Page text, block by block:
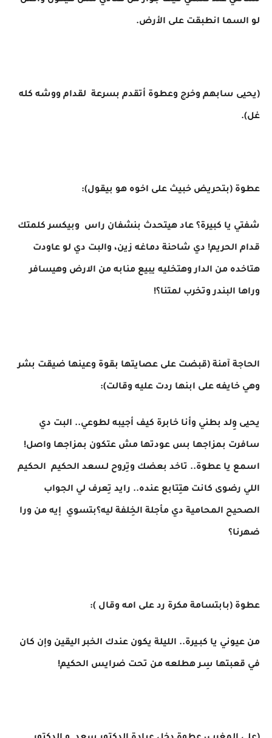
لو السما انطبقت على الأرض.
(يحيى سابهم وخرج وعطوة أتقدم بسرعة لقدام ووشه كله
غل).
عطوة (بتحريض خبيث على اخوه هو بيقول):
شفتي يا كبيرة؟ عاد هيتحدث بنشفان راس وبيكسر كلمتك
قدام الحريم! دي شاحنة دماغه زين، والبت دي لو عاودت
هتاخده من الدار وهتخليه يبيع منابه من الارض وهيسافر
وراها البندر وتخرب لمتنا؟!
الحاجة آمنة (قبضت على عصايتها بقوة وعينها ضيقت بشر
وهي خايفه على ابنها ردت عليه وقالت):
يحيى وِلد بطني وأنا خابرة كيف أجيبه لطوعي.. البت دي
سافرت بمزاجها بس عودتها مش عتكون بمزاجها واصل!
اسمع يا عطوة.. تاخد بعضك وتِروح لـسعد الحكيم الحكيم
اللي رضوى كانت هتِتابع عنده.. رايد تِعرف لي الجواب
الصحيح المحامية دي مأجلة الخِلفة ليه؟بتسوي إيه من ورا
ضهرنا؟
عطوة (بابتسامة مكرة رد على امه وقال ):
من عيوني يا كبـيرة.. الليلة يكون عندك الخبر اليقين وإن كان
في قعبتها سِـر هطلعه من تحت ضرايس الحكيم!